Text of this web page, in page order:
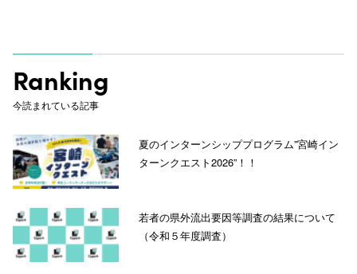
Ranking
今読まれている記事
夏のインターンシッププログラム”宮崎イン
ターンクエスト2026”！！
若者の県外流出要因等調査の結果について
（令和５年度調査）